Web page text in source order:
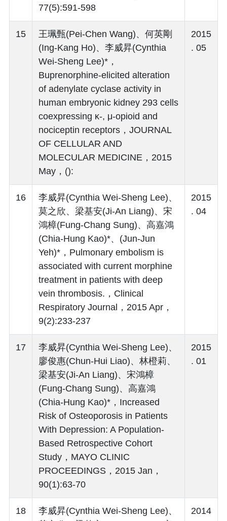
77(5):591-598
15
王珮甄(Pei-Chen Wang)、何英剛
(Ing-Kang Ho)、李威昇(Cynthia
Wei-Sheng Lee)*，
Buprenorphine-elicited alteration
of adenylate cyclase activity in
human embryonic kidney 293 cells
coexpressing κ-, μ-opioid and
nociceptin receptors，JOURNAL
OF CELLULAR AND
MOLECULAR MEDICINE，2015
May，():
2015
. 05
16
李威昇(Cynthia Wei-Sheng Lee)、
莫之欣、梁基安(Ji-An Liang)、宋
鴻樟(Fung-Chang Sung)、高嘉鴻
(Chia-Hung Kao)*、(Jun-Jun
Yeh)*，Pulmonary embolism is
associated with current morphine
treatment in patients with deep
vein thrombosis.，Clinical
Respiratory Journal，2015 Apr，
9(2):233-237
2015
. 04
17
李威昇(Cynthia Wei-Sheng Lee)、
廖俊惠(Chun-Hui Liao)、林橙莉、
梁基安(Ji-An Liang)、宋鴻樟
(Fung-Chang Sung)、高嘉鴻
(Chia-Hung Kao)*，Increased
Risk of Osteoporosis in Patients
With Depression: A Population-
Based Retrospective Cohort
Study，MAYO CLINIC
PROCEEDINGS，2015 Jan，
90(1):63-70
2015
. 01
18
李威昇(Cynthia Wei-Sheng Lee)、
2014